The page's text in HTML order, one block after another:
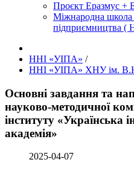
Проєкт Еразмус +
Міжнародна школа
підприємництва (
ННІ «УІПА» /
ННІ «УІПА» ХНУ ім.
Основні завдання та
науково-методичної
інституту «Українська
академія»
2025-04-07